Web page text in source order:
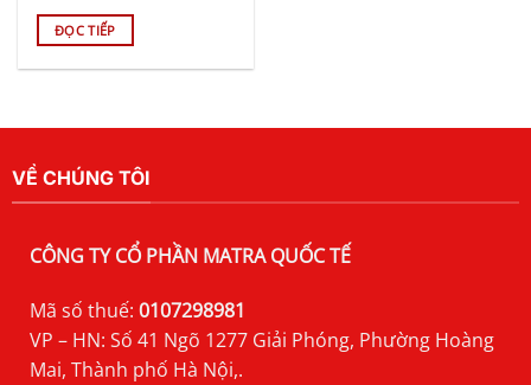
ĐỌC TIẾP
VỀ CHÚNG TÔI
CÔNG TY CỔ PHẦN MATRA QUỐC TẾ
Mã số thuế: 0107298981
VP – HN: Số 41 Ngõ 1277 Giải Phóng, Phường Hoàng
Mai, Thành phố Hà Nội,.